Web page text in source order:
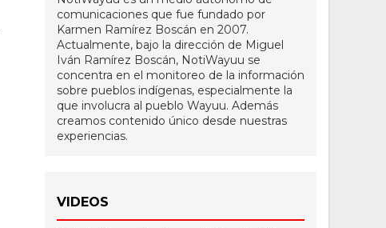
comunicaciones que fue fundado por
Karmen Ramírez Boscán en 2007.
Actualmente, bajo la dirección de Miguel
Iván Ramírez Boscán, NotiWayuu se
concentra en el monitoreo de la información
sobre pueblos indígenas, especialmente la
que involucra al pueblo Wayuu. Además
creamos contenido único desde nuestras
experiencias.
VIDEOS